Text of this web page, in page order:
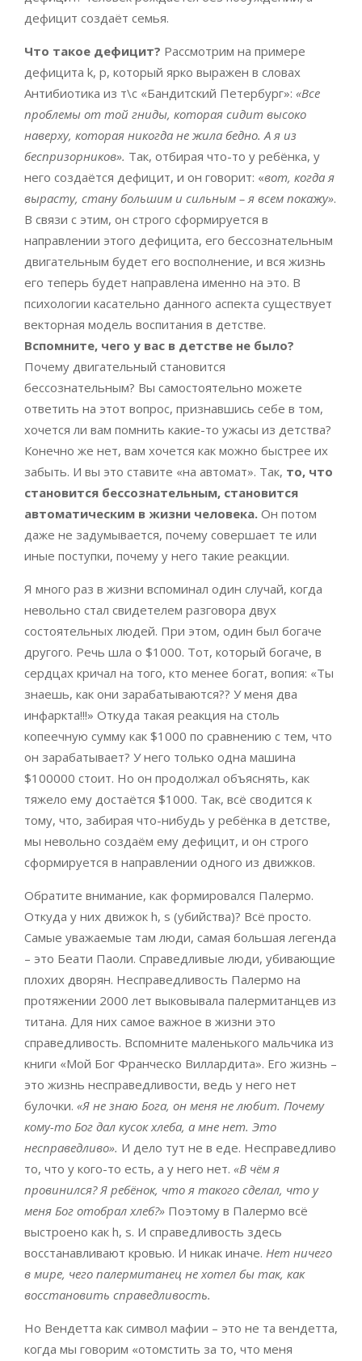
дефицит создаёт семья.
Что такое дефицит? Рассмотрим на примере
дефицита k, p, который ярко выражен в словах
Антибиотика из т\с «Бандитский Петербург»: «Все
проблемы от той гниды, которая сидит высоко
наверху, которая никогда не жила бедно. А я из
беспризорников». Так, отбирая что-то у ребёнка, у
него создаётся дефицит, и он говорит: «вот, когда я
вырасту, стану большим и сильным – я всем покажу».
В связи с этим, он строго сформируется в
направлении этого дефицита, его бессознательным
двигательным будет его восполнение, и вся жизнь
его теперь будет направлена именно на это. В
психологии касательно данного аспекта существует
векторная модель воспитания в детстве.
Вспомните, чего у вас в детстве не было?
Почему двигательный становится
бессознательным? Вы самостоятельно можете
ответить на этот вопрос, признавшись себе в том,
хочется ли вам помнить какие-то ужасы из детства?
Конечно же нет, вам хочется как можно быстрее их
забыть. И вы это ставите «на автомат». Так, то, что
становится бессознательным, становится
автоматическим в жизни человека. Он потом
даже не задумывается, почему совершает те или
иные поступки, почему у него такие реакции.
Я много раз в жизни вспоминал один случай, когда
невольно стал свидетелем разговора двух
состоятельных людей. При этом, один был богаче
другого. Речь шла о $1000. Тот, который богаче, в
сердцах кричал на того, кто менее богат, вопия: «Ты
знаешь, как они зарабатываются?? У меня два
инфаркта!!!» Откуда такая реакция на столь
копеечную сумму как $1000 по сравнению с тем, что
он зарабатывает? У него только одна машина
$100000 стоит. Но он продолжал объяснять, как
тяжело ему достаётся $1000. Так, всё сводится к
тому, что, забирая что-нибудь у ребёнка в детстве,
мы невольно создаём ему дефицит, и он строго
сформируется в направлении одного из движков.
Обратите внимание, как формировался Палермо.
Откуда у них движок h, s (убийства)? Всё просто.
Самые уважаемые там люди, самая большая легенда
– это Беати Паоли. Справедливые люди, убивающие
плохих дворян. Несправедливость Палермо на
протяжении 2000 лет выковывала палермитанцев из
титана. Для них самое важное в жизни это
справедливость. Вспомните маленького мальчика из
книги «Мой Бог Франческо Виллардита». Его жизнь ­–
это жизнь несправедливости, ведь у него нет
булочки. «Я не знаю Бога, он меня не любит. Почему
кому-то Бог дал кусок хлеба, а мне нет. Это
несправедливо». И дело тут не в еде. Несправедливо
то, что у кого-то есть, а у него нет. «В чём я
провинился? Я ребёнок, что я такого сделал, что у
меня Бог отобрал хлеб?» Поэтому в Палермо всё
выстроено как h, s. И справедливость здесь
восстанавливают кровью. И никак иначе. Нет ничего
в мире, чего палермитанец не хотел бы так, как
восстановить справедливость.
Но Вендетта как символ мафии ­– это не та вендетта,
когда мы говорим «отомстить за то, что меня